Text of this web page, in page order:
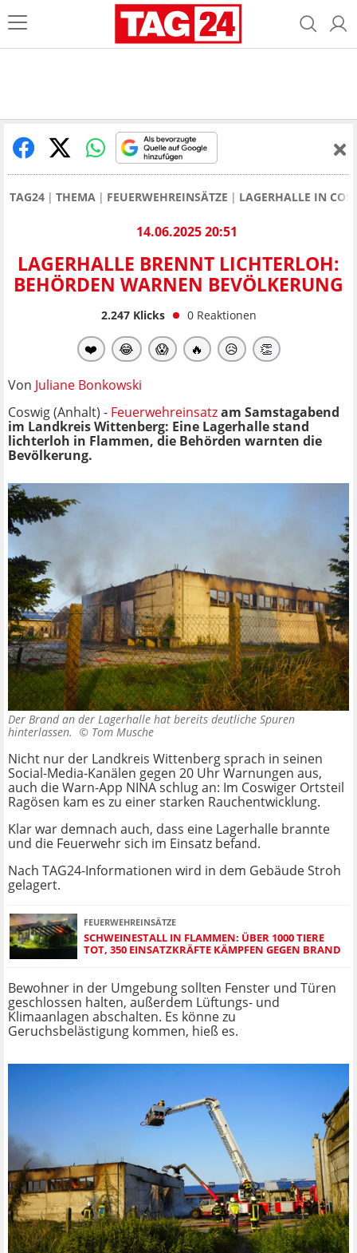
TAG24 THEMA FEUERWEHREINSÄTZE LAGERHALLE IN
14.06.2025 20:51
LAGERHALLE BRENNT LICHTERLOH:
BEHÖRDEN WARNEN BEVÖLKERUNG
2.247Klicks 0 Reaktionen
❤️ 😂 😱 🔥 😥 👏
Von Juliane Bonkowski
Coswig (Anhalt) - Feuerwehreinsatzam Samstagabend
im Landkreis Wittenberg: Eine Lagerhalle stand
lichterloh in Flammen, die Behörden warnten die
Bevölkerung.
Der Brand an der Lagerhalle hat bereits deutliche Spuren
hinterlassen. © Tom Musche
Nicht nur der Landkreis Wittenberg sprach in seinen
Social-Media-Kanälen gegen 20 Uhr Warnungen aus,
auch die Warn-App NINA schlug an: Im Coswiger Ortsteil
Ragösen kam es zu einer starken Rauchentwicklung.
Klar war demnach auch, dass eine Lagerhalle brannte
und die Feuerwehr sich im Einsatz befand.
Nach TAG24-Informationen wird in dem Gebäude Stroh
gelagert.
FEUERWEHREINSÄTZE
SCHWEINESTALL IN FLAMMEN: ÜBER 1000 TIERE
TOT, 350 EINSATZKRÄFTE KÄMPFEN GEGEN BRAND
Bewohner in der Umgebung sollten Fenster und Türen
geschlossen halten, außerdem Lüftungs- und
Klimaanlagen abschalten. Es könne zu
Geruchsbelästigung kommen, hieß es.